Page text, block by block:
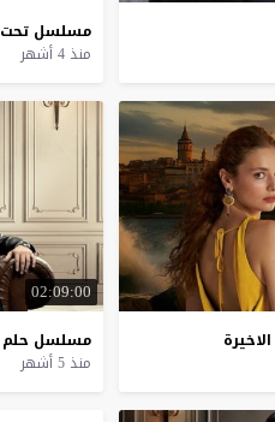
مسلسل تحت
منذ 4 أشهر
الاخيرة
02:09:00
مسلسل حلم
منذ 5 أشهر